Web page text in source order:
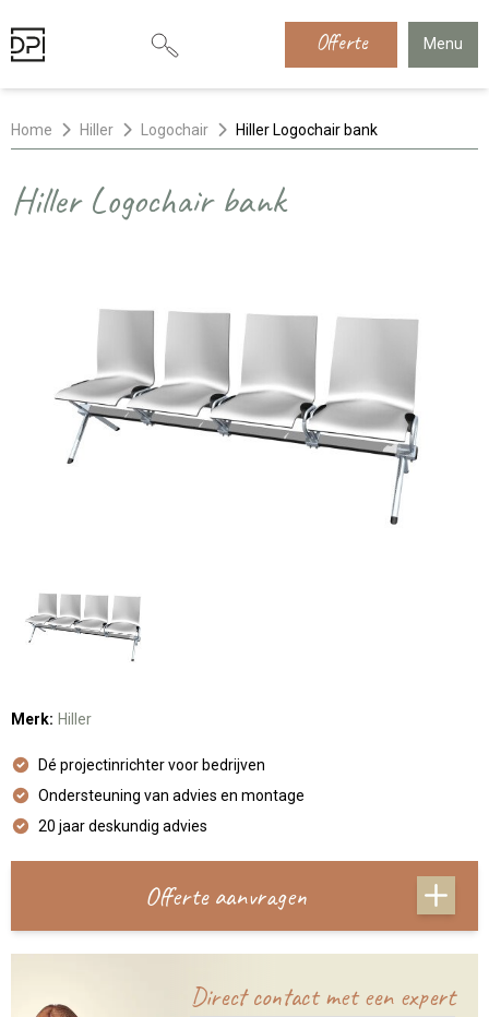
Offerte Menu
Home Hiller Logochair Hiller Logochair bank
Hiller Logochair bank
Merk: Hiller
Dé projectinrichter voor bedrijven
Ondersteuning van advies en montage
20 jaar deskundig advies
Offerte aanvragen
Direct contact met een expert